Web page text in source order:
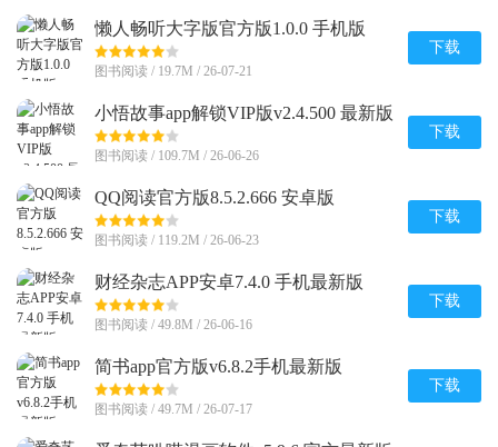
懒人畅听大字版官方版1.0.0 手机版
图书阅读 / 19.7M / 26-07-21
下载
小悟故事app解锁VIP版v2.4.500 最新版
图书阅读 / 109.7M / 26-06-26
下载
QQ阅读官方版8.5.2.666 安卓版
图书阅读 / 119.2M / 26-06-23
下载
财经杂志APP安卓7.4.0 手机最新版
图书阅读 / 49.8M / 26-06-16
下载
简书app官方版v6.8.2手机最新版
图书阅读 / 49.7M / 26-07-17
下载